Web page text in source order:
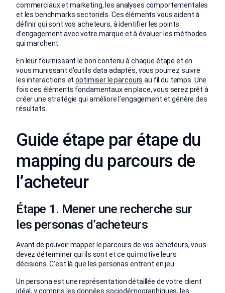
commerciaux et marketing, les analyses comportementales
et les benchmarks sectoriels. Ces éléments vous aident à
définir qui sont vos acheteurs, à identifier les points
d’engagement avec votre marque et à évaluer les méthodes
qui marchent.
En leur fournissant le bon contenu à chaque étape et en
vous munissant d’outils data adaptés, vous pourrez suivre
les interactions etoptimiser le parcours au fil du temps. Une
fois ces éléments fondamentaux en place, vous serez prêt à
créer une stratégie qui améliore l’engagement et génère des
résultats.
Guide étape par étape du
mapping du parcours de
l’acheteur
Étape 1. Mener une recherche sur
les personas d’acheteurs
Avant de pouvoir mapper le parcours de vos acheteurs, vous
devez déterminer qui ils sont et ce qui motive leurs
décisions. C’est là que les personas entrent en jeu.
Un persona est une représentation détaillée de votre client
idéal, y compris les données sociodémographiques, les